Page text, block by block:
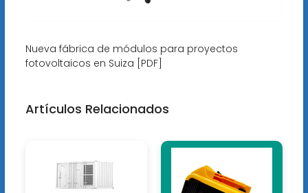
Nueva fábrica de módulos para proyectos
fotovoltaicos en Suiza [PDF]
Artículos Relacionados